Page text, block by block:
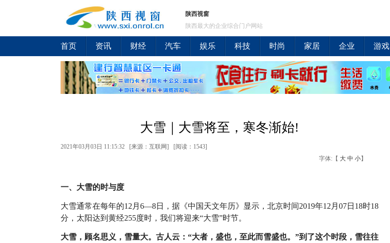
陕西视窗
陕西最大的企业综合门户网站
首页 资讯 财经 汽车 娱乐 科技 时尚 家居 企业 游戏
大雪｜大雪将至，寒冬渐始!
2021年03月03日 11:15:32 [来源：互联网] [阅读：1543]
字体:【 大 中 小】
一、大雪的时与度
大雪通常在每年的12月6—8日，据《中国天文年历》显示，北京时间2019年12月07日18时18
分，太阳达到黄经255度时，我们将迎来“大雪”时节。
大雪，顾名思义，雪量大。古人云：“大者，盛也，至此而雪盛也。”到了这个时段，雪往往